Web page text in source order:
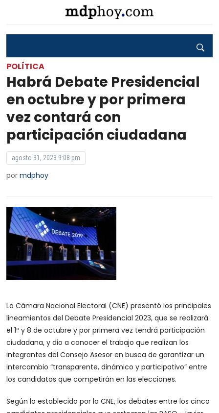
POLÍTICA
Habrá Debate Presidencial
en octubre y por primera
vez contará con
participación ciudadana
agosto 31, 2023 9:08 pm
pormdphoy
La Cámara Nacional Electoral (CNE) presentó los principales
lineamientos del Debate Presidencial 2023, que se realizará
el 1º y 8 de octubre y por primera vez tendrá participación
ciudadana, y dio a conocer el trabajo que realizan los
integrantes del Consejo Asesor en busca de garantizar un
intercambio “transparente, dinámico y participativo” entre
los candidatos que competirán en las elecciones.
Según lo establecido por la CNE, los debates entre los cinco